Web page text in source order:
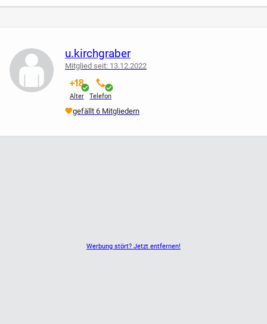
Werbung stört? Jetzt entfernen!
u.kirchgraber
Mitglied seit: 13.12.2022
Alter
verifiziert
Telefon
verifiziert
gefällt 6 Mitgliedern